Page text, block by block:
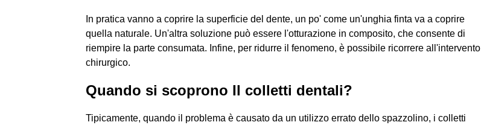
In pratica vanno a coprire la superficie del dente, un po' come un'unghia finta va a coprire
quella naturale. Un'altra soluzione può essere l'otturazione in composito, che consente di
riempire la parte consumata. Infine, per ridurre il fenomeno, è possibile ricorrere all'intervento
chirurgico.
Quando si scoprono Il colletti dentali?
Tipicamente, quando il problema è causato da un utilizzo errato dello spazzolino, i colletti